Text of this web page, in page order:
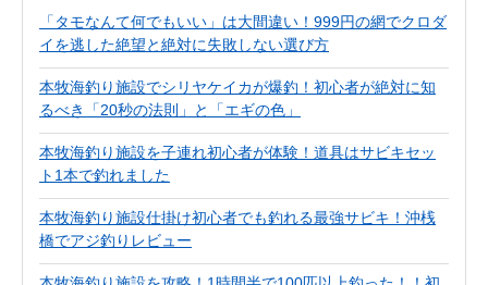
「タモなんて何でもいい」は大間違い！999円の網でクロダ
イを逃した絶望と絶対に失敗しない選び方
本牧海釣り施設でシリヤケイカが爆釣！初心者が絶対に知
るべき「20秒の法則」と「エギの色」
本牧海釣り施設を子連れ初心者が体験！道具はサビキセッ
ト1本で釣れました
本牧海釣り施設仕掛け初心者でも釣れる最強サビキ！沖桟
橋でアジ釣りレビュー